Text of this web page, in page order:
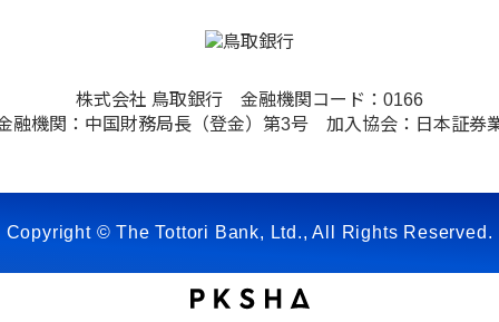
株式会社 鳥取銀行 金融機関コード：0166
融機関：中国財務局長（登金）第3号 加入協会：日本証券
Copyright © The Tottori Bank, Ltd., All Rights Reserved.